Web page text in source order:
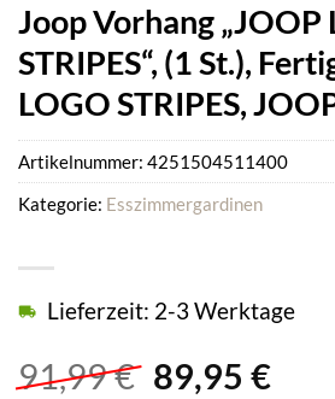
Joop Vorhang „JOOP
STRIPES“, (1 St.),
LOGO STRIPES,
91,99€ 89,95 €
Lieferzeit: 2-3 Werktage
Artikelnummer: 4251504511400
Kategorie: Esszimmergardinen